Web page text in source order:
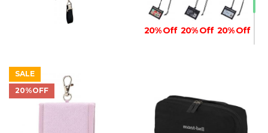
20% Off 20% Off 20% Off
30% Off 30% Off
SALE
20%OFF